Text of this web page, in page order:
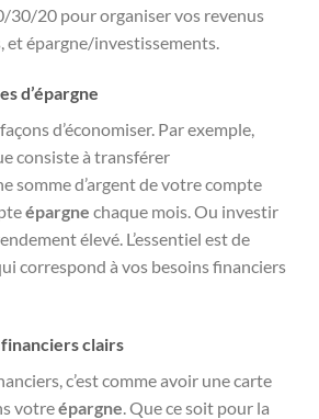
30/20 pour organiser vos revenus
et épargne/investissements.
d’épargne
d’économiser. Par exemple,
consiste à transférer
somme d’argent de votre compte
épargne chaque mois. Ou investir
élevé. L’essentiel est de
correspond à vos besoins financiers
clairs
c’est comme avoir une carte
votreépargne. Que ce soit pour la